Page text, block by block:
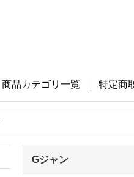
商品カテゴリ一覧 特定商
Gジャン